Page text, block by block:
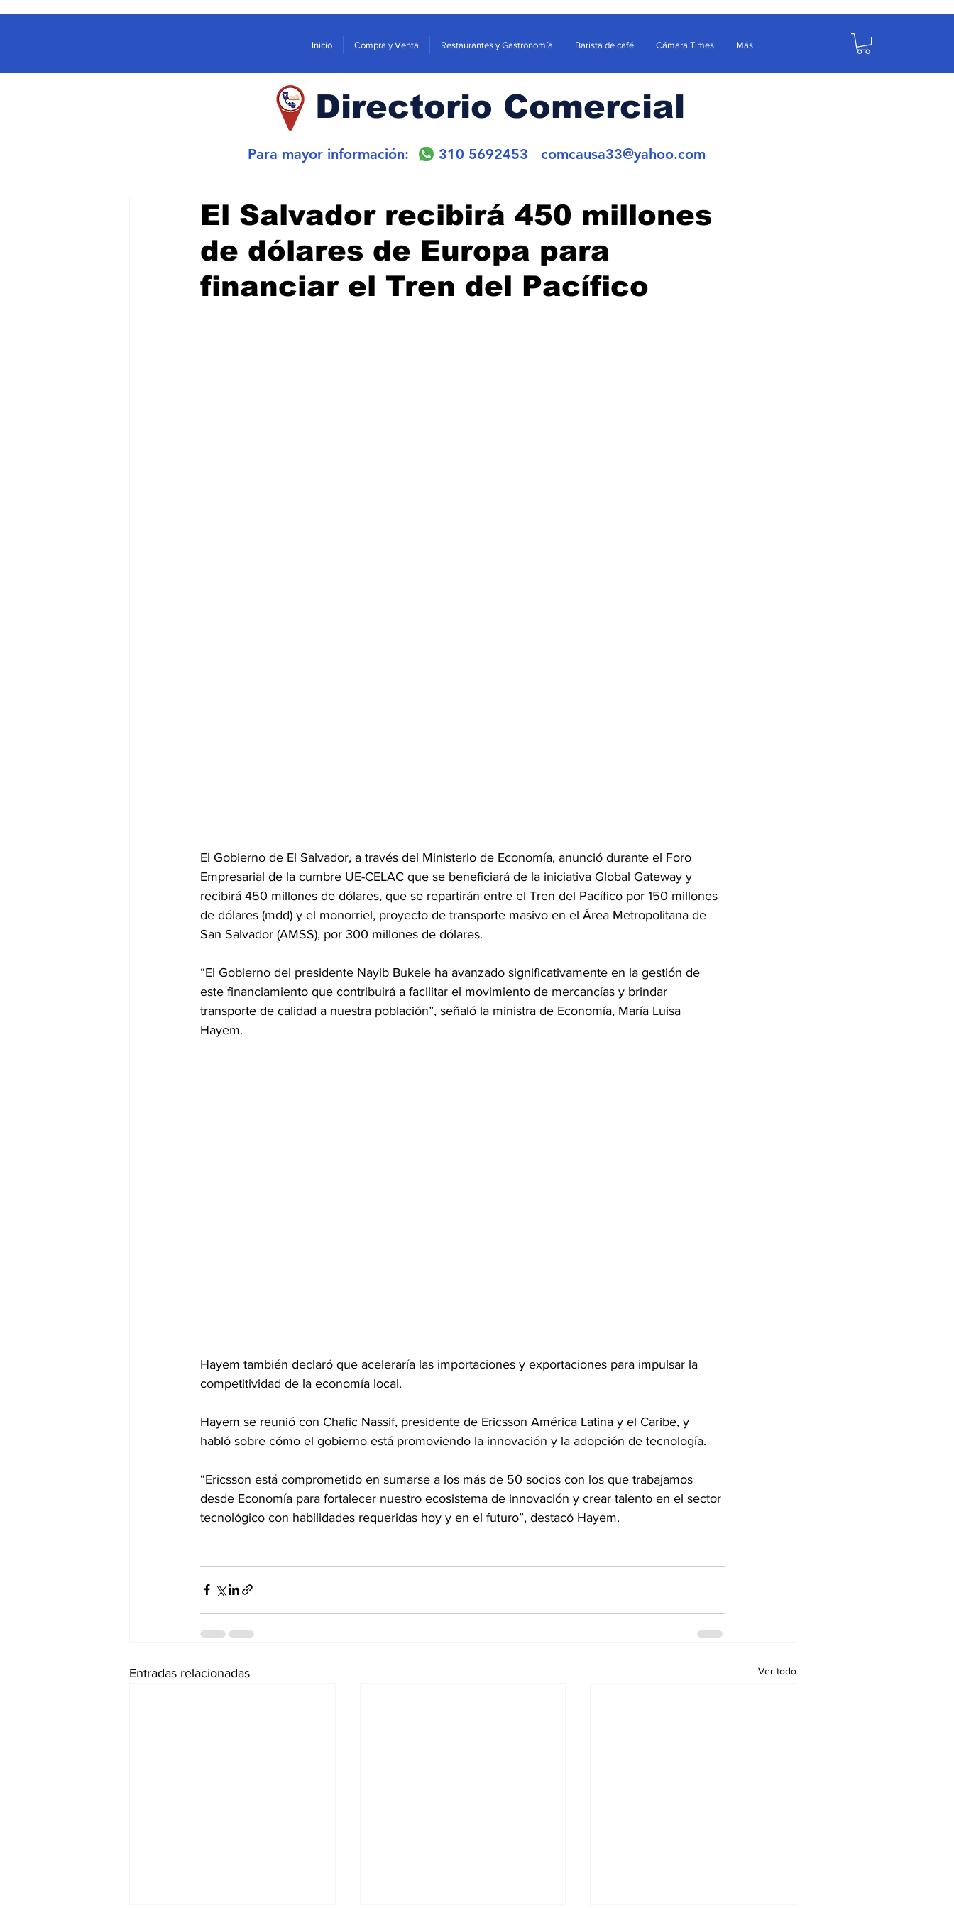
Inicio Compra y Venta Restaurantes y Gastronomía Barista de café Cámara Times Más
Directorio Comercial
Para mayor información: 310 5692453 comcausa33@yahoo.com
El Salvador recibirá 450 millones
de dólares de Europa para
financiar el Tren del Pacífico
El Gobierno de El Salvador, a través del Ministerio de Economía, anunció durante el Foro
Empresarial de la cumbre UE-CELAC que se beneficiará de la iniciativa Global Gateway y
recibirá 450 millones de dólares, que se repartirán entre el Tren del Pacífico por 150 millones
de dólares (mdd) y el monorriel, proyecto de transporte masivo en el Área Metropolitana de
San Salvador (AMSS), por 300 millones de dólares.
“El Gobierno del presidente Nayib Bukele ha avanzado significativamente en la gestión de
este financiamiento que contribuirá a facilitar el movimiento de mercancías y brindar
transporte de calidad a nuestra población”, señaló la ministra de Economía, María Luisa
Hayem.
Hayem también declaró que aceleraría las importaciones y exportaciones para impulsar la
competitividad de la economía local.
Hayem se reunió con Chafic Nassif, presidente de Ericsson América Latina y el Caribe, y
habló sobre cómo el gobierno está promoviendo la innovación y la adopción de tecnología.
“Ericsson está comprometido en sumarse a los más de 50 socios con los que trabajamos
desde Economía para fortalecer nuestro ecosistema de innovación y crear talento en el sector
tecnológico con habilidades requeridas hoy y en el futuro”, destacó Hayem.
Entradas relacionadas Ver todo